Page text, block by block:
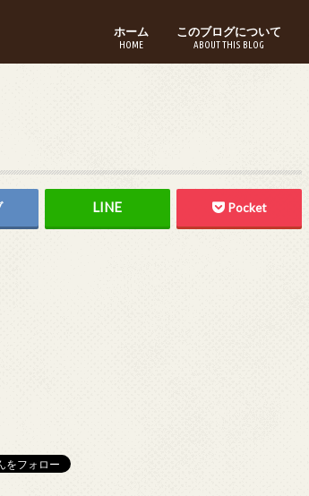
ホーム
HOME
このブログについて
ABOUT THIS BLOG
Pocket